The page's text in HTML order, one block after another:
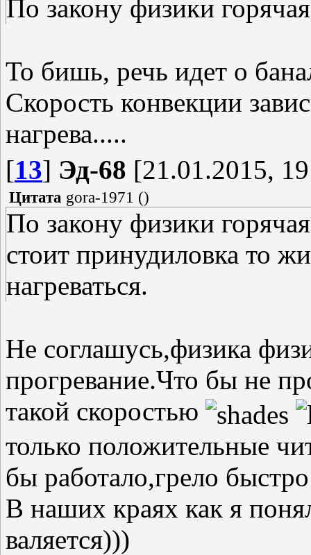
По закону физики
То бишь, речь идет о
Скорость конвекции
нагрева.....
[13] Эд-68 [21.01.2015,
Цитата gora-1971 ()
По закону физики
стоит принудиловка то
нагреваться.
Не соглашусь,физика
прогревание.Что бы не
такой скоростью
только положительные
бы работало,грело
В наших краях как я
валяется)))